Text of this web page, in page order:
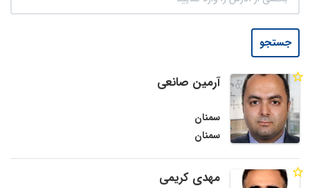
جستجو
آرمین صانعی
سمنان
سمنان
مهدی کریمی